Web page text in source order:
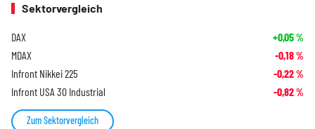
Sektorvergleich
DAX +0,05%
MDAX -0,18%
Infront Nikkei 225 -0,22%
Infront USA 30 Industrial -0,82%
Zum Sektorvergleich